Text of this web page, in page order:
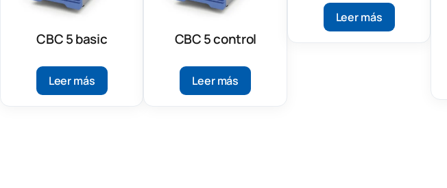
CBC 5 basic
Leer más
CBC 5 control
Leer más
Leer más